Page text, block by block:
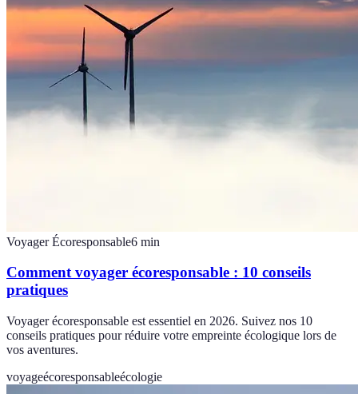
Voyager Écoresponsable6 min
Comment voyager écoresponsable : 10 conseils
pratiques
Voyager écoresponsable est essentiel en 2026. Suivez nos 10
conseils pratiques pour réduire votre empreinte écologique lors de
vos aventures.
voyageécoresponsableécologie